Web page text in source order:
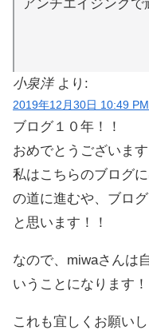
アンチエイジング
小泉洋 より:
2019年12月30日 10:49 PM
ブログ１０年！！
おめでとうございます
私はこちらのブログ
の道に進むや、ブロ
と思います！！
なので、miwaさんは
いうことになります
これも宜しくお願いし